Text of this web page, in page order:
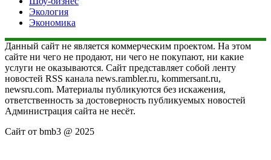
Экология
Экономика
Данный сайт не является коммерческим проектом. На этом
сайте ни чего не продают, ни чего не покупают, ни какие
услуги не оказываются. Сайт представляет собой ленту
новостей RSS канала news.rambler.ru, kommersant.ru,
newsru.com. Материалы публикуются без искажения,
ответственность за достоверность публикуемых новостей
Администрация сайта не несёт.
Сайт от bmb3 @ 2025